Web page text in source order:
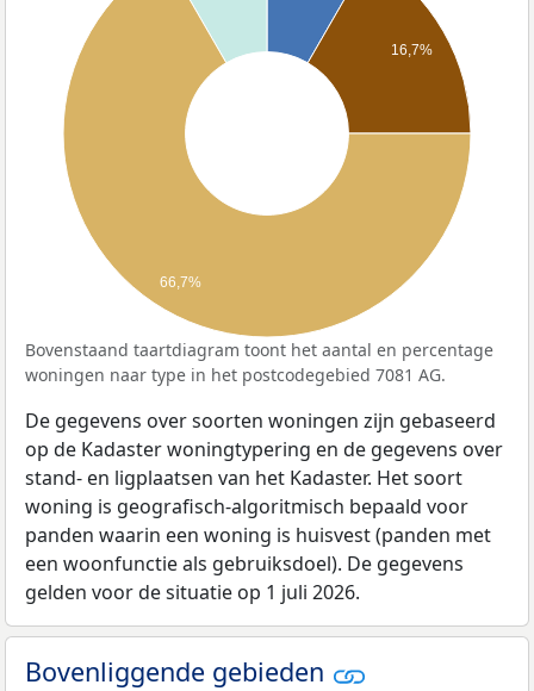
16,7%
66,7%
Bovenstaand taartdiagram toont het aantal en percentage
woningen naar type in het postcodegebied 7081 AG.
De gegevens over soorten woningen zijn gebaseerd
op de Kadaster woningtypering en de gegevens over
stand- en ligplaatsen van het Kadaster. Het soort
woning is geografisch-algoritmisch bepaald voor
panden waarin een woning is huisvest (panden met
een woonfunctie als gebruiksdoel). De gegevens
gelden voor de situatie op 1 juli 2026.
Bovenliggende gebieden